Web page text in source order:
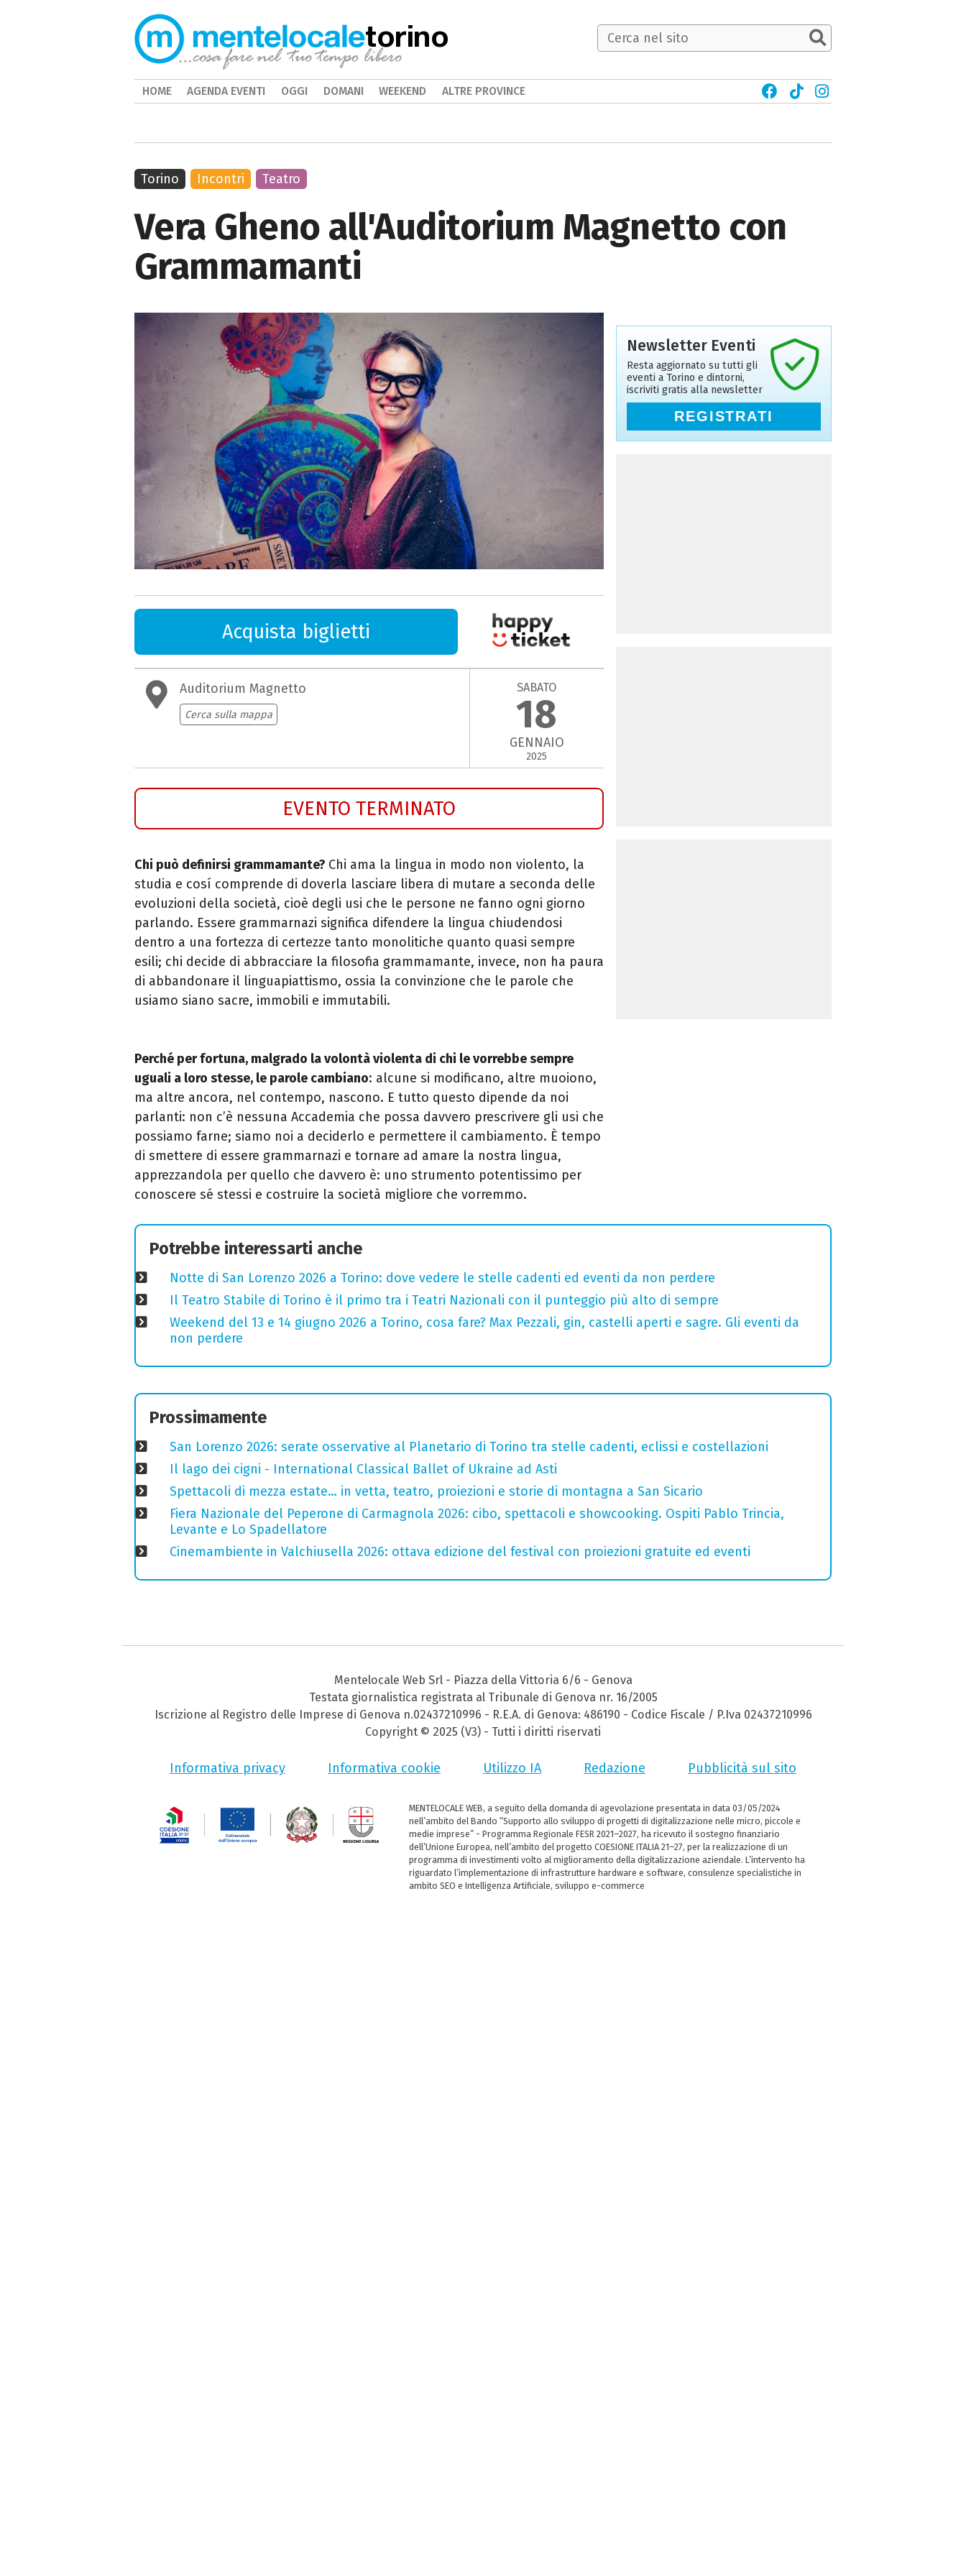
Vera Gheno all'Auditorium Magnetto con
Grammamanti
Acquista biglietti
Auditorium Magnetto
Cerca sulla mappa
SABATO
18
GENNAIO
2025
EVENTO TERMINATO
Chi può definirsi grammamante? Chi ama la lingua in modo non violento, la
studia e cosí comprende di doverla lasciare libera di mutare a seconda delle
evoluzioni della società, cioè degli usi che le persone ne fanno ogni giorno
parlando. Essere grammarnazi significa difendere la lingua chiudendosi
dentro a una fortezza di certezze tanto monolitiche quanto quasi sempre
esili; chi decide di abbracciare la filosofia grammamante, invece, non ha paura
di abbandonare il linguapiattismo, ossia la convinzione che le parole che
usiamo siano sacre, immobili e immutabili.
Perché per fortuna, malgrado la volontà violenta di chi le vorrebbe sempre
uguali a loro stesse, le parole cambiano: alcune si modificano, altre muoiono,
ma altre ancora, nel contempo, nascono. E tutto questo dipende da noi
parlanti: non c’è nessuna Accademia che possa davvero prescrivere gli usi che
possiamo farne; siamo noi a deciderlo e permettere il cambiamento. È tempo
di smettere di essere grammarnazi e tornare ad amare la nostra lingua,
apprezzandola per quello che davvero è: uno strumento potentissimo per
conoscere sé stessi e costruire la società migliore che vorremmo.
Torino Incontri Teatro
Newsletter Eventi
Resta aggiornato su tutti gli
eventi a Torino e dintorni,
iscriviti gratis alla newsletter
REGISTRATI
Potrebbe interessarti anche
Notte di San Lorenzo 2026 a Torino: dove vedere le stelle cadenti ed eventi da non perdere
Il Teatro Stabile di Torino è il primo tra i Teatri Nazionali con il punteggio più alto di sempre
Weekend del 13 e 14 giugno 2026 a Torino, cosa fare? Max Pezzali, gin, castelli aperti e sagre. Gli eventi da
non perdere
Prossimamente
San Lorenzo 2026: serate osservative al Planetario di Torino tra stelle cadenti, eclissi e costellazioni
Il lago dei cigni - International Classical Ballet of Ukraine ad Asti
Spettacoli di mezza estate… in vetta, teatro, proiezioni e storie di montagna a San Sicario
Fiera Nazionale del Peperone di Carmagnola 2026: cibo, spettacoli e showcooking. Ospiti Pablo Trincia,
Levante e Lo Spadellatore
Cinemambiente in Valchiusella 2026: ottava edizione del festival con proiezioni gratuite ed eventi
torino
HOME AGENDA EVENTI OGGI DOMANI WEEKEND ALTRE PROVINCE
Mentelocale Web Srl - Piazza della Vittoria 6/6 - Genova
Testata giornalistica registrata al Tribunale di Genova nr. 16/2005
Iscrizione al Registro delle Imprese di Genova n.02437210996 - R.E.A. di Genova: 486190 - Codice Fiscale / P.Iva 02437210996
Copyright © 2025 (V3) - Tutti i diritti riservati
Informativa privacy Informativa cookie Utilizzo IA Redazione Pubblicità sul sito
MENTELOCALE WEB, a seguito della domanda di agevolazione presentata in data 03/05/2024
nell’ambito del Bando “Supporto allo sviluppo di progetti di digitalizzazione nelle micro, piccole e
medie imprese” - Programma Regionale FESR 2021–2027, ha ricevuto il sostegno finanziario
dell’Unione Europea, nell’ambito del progetto COESIONE ITALIA 21–27, per la realizzazione di un
programma di investimenti volto al miglioramento della digitalizzazione aziendale. L’intervento ha
riguardato l’implementazione di infrastrutture hardware e software, consulenze specialistiche in
ambito SEO e Intelligenza Artificiale, sviluppo e-commerce